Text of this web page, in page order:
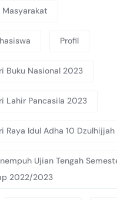
Masyarakat
Profil
Buku Nasional 2023
Lahir Pancasila 2023
Raya Idul Adha 10 Dzulhijjah
Ujian Tengah
2022/2023